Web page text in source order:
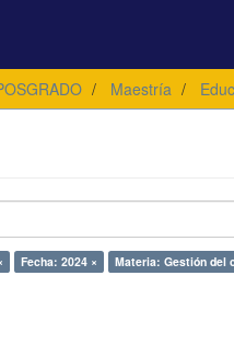
Maestría
Fecha: 2024 × Materia: Gestión del